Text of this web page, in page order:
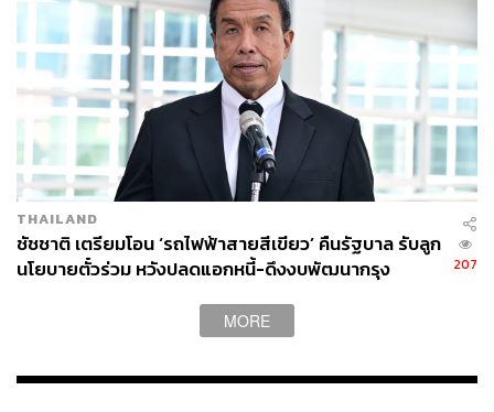
THAILAND
ชัชชาติ เตรียมโอน ‘รถไฟฟ้าสายสีเขียว’ คืนรัฐบาล รับลูก
นโยบายตั๋วร่วม หวังปลดแอกหนี้-ดึงงบพัฒนากรุง
207
MORE